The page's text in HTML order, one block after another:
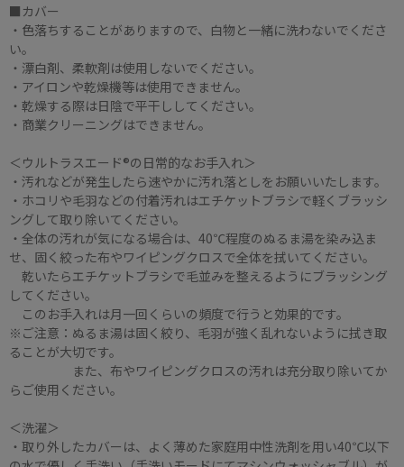
■カバー
・色落ちすることがありますので、白物と一緒に洗わないでくださ
い。
・漂白剤、柔軟剤は使用しないでください。
・アイロンや乾燥機等は使用できません。
・乾燥する際は日陰で平干ししてください。
・商業クリーニングはできません。
＜ウルトラスエード®の日常的なお手入れ＞
・汚れなどが発生したら速やかに汚れ落としをお願いいたします。
・ホコリや毛羽などの付着汚れはエチケットブラシで軽くブラッシ
ングして取り除いてください。
・全体の汚れが気になる場合は、40℃程度のぬるま湯を染み込ま
せ、固く絞った布やワイピングクロスで全体を拭いてください。
乾いたらエチケットブラシで毛並みを整えるようにブラッシング
してください。
このお手入れは月一回くらいの頻度で行うと効果的です。
※ご注意：ぬるま湯は固く絞り、毛羽が強く乱れないように拭き取
ることが大切です。
また、布やワイピングクロスの汚れは充分取り除いてか
らご使用ください。
＜洗濯＞
・取り外したカバーは、よく薄めた家庭用中性洗剤を用い40℃以下